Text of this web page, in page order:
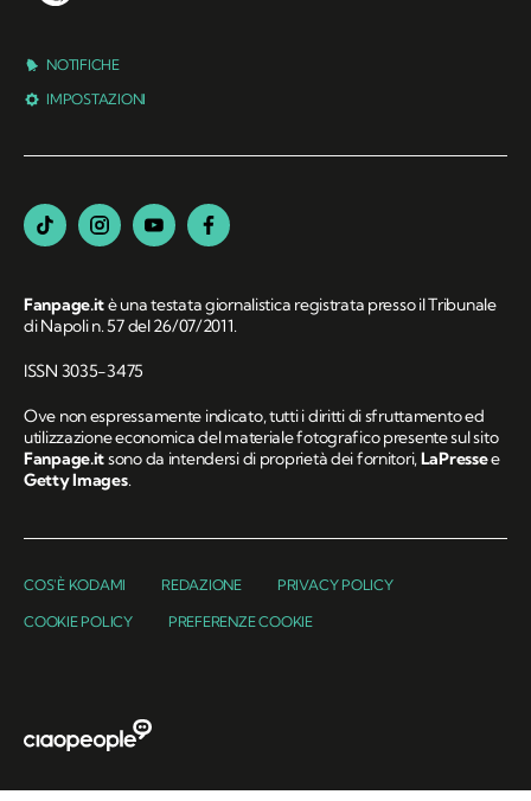
NOTIFICHE
IMPOSTAZIONI
Fanpage.itè una testata giornalistica registrata presso il Tribunale
di Napoli n. 57 del 26/07/2011.
ISSN 3035-3475
Ove non espressamente indicato, tutti i diritti di sfruttamento ed
utilizzazione economica del materiale fotografico presente sul sito
Fanpage.itsono da intendersi di proprietà dei fornitori,LaPressee
Getty Images.
COS'È KODAMI REDAZIONE PRIVACY POLICY
COOKIE POLICY PREFERENZE COOKIE